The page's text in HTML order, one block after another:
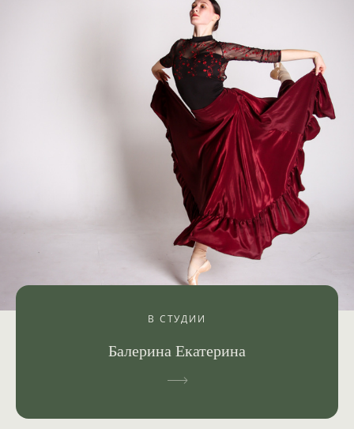
В СТУДИИ
Балерина Екатерина